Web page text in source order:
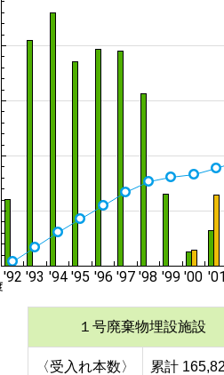
１号廃棄物埋設施設
〈受入れ本数〉 累計